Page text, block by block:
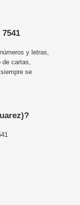
y letras,
de cartas,
se